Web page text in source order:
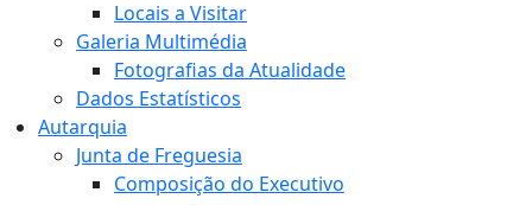
Locais a Visitar
Galeria Multimédia
Fotografias da Atualidade
Dados Estatísticos
Autarquia
Junta de Freguesia
Composição do Executivo